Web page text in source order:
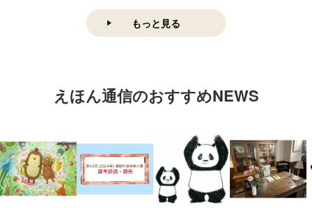
もっと見る
えほん通信のおすすめNEWS